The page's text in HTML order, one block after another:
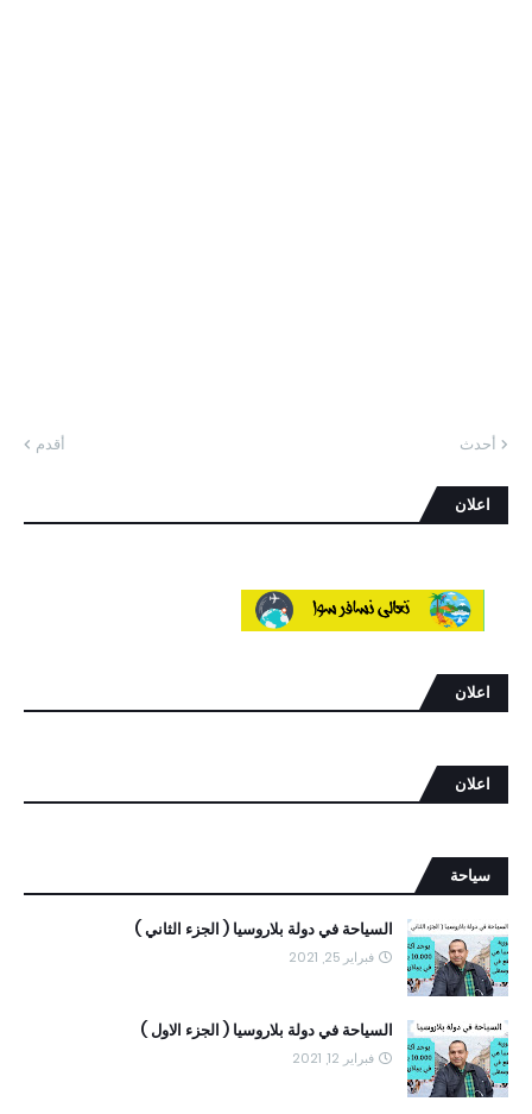
أحدث أقدم
اعلان
اعلان
اعلان
سياحة
السياحة في دولة بلاروسيا ( الجزء الثاني )
فبراير 25, 2021
السياحة في دولة بلاروسيا ( الجزء الاول )
فبراير 12, 2021